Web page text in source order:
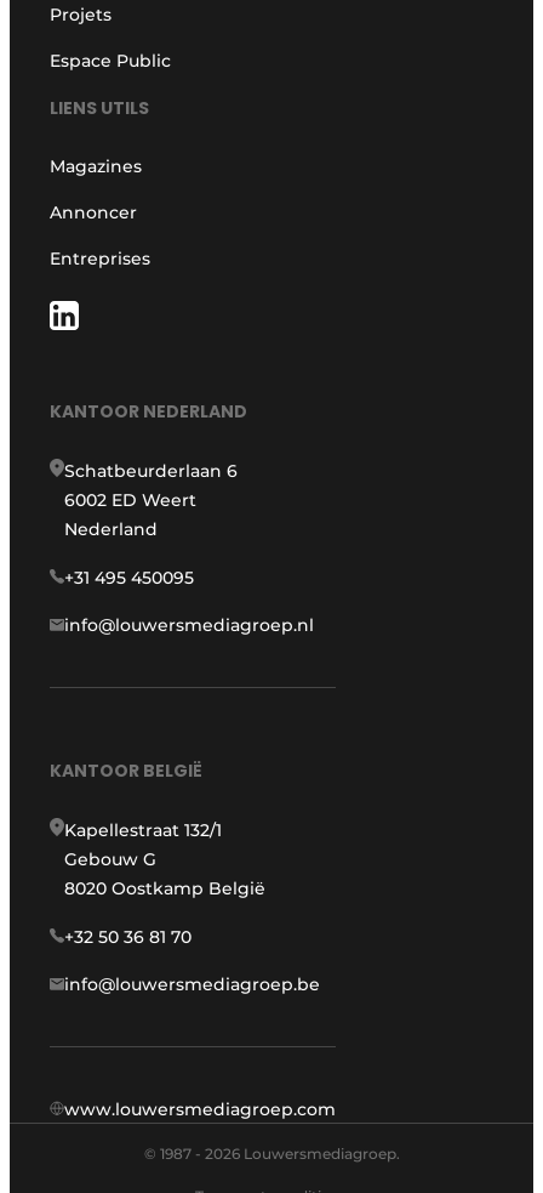
Projets
Espace Public
LIENS UTILS
Magazines
Annoncer
Entreprises
KANTOOR NEDERLAND
Schatbeurderlaan 6
6002 ED Weert
Nederland
+31 495 450095
info@louwersmediagroep.nl
KANTOOR BELGIË
Kapellestraat 132/1
Gebouw G
8020 Oostkamp België
+32 50 36 81 70
info@louwersmediagroep.be
www.louwersmediagroep.com
© 1987 - 2026 Louwersmediagroep.